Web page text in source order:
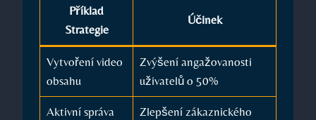
Příklad
Strategie
Účinek
Vytvoření video
obsahu
Zvýšení angažovanosti
uživatelů o 50%
Aktivní správa
Zlepšení⁢ zákaznického